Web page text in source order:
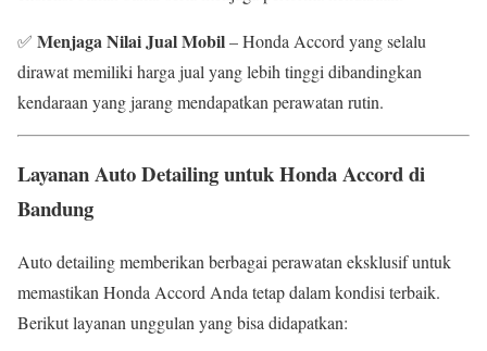
✅ Menjaga Nilai Jual Mobil– Honda Accord yang selalu
dirawat memiliki harga jual yang lebih tinggi dibandingkan
kendaraan yang jarang mendapatkan perawatan rutin.
Layanan Auto Detailing untuk Honda Accord di
Bandung
Auto detailing memberikan berbagai perawatan eksklusif untuk
memastikan Honda Accord Anda tetap dalam kondisi terbaik.
Berikut layanan unggulan yang bisa didapatkan: